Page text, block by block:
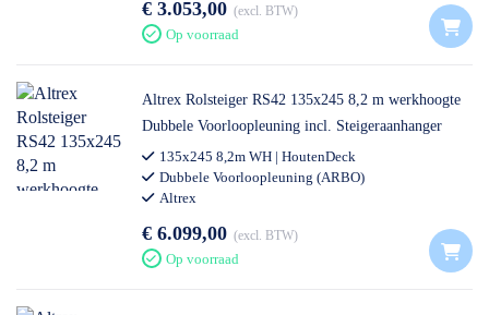
€ 3.053,00 excl. BTW
Op voorraad
Altrex Rolsteiger RS42 135x245 8,2 m werkhoogte
Dubbele Voorloopleuning incl. Steigeraanhanger
Open135x245 8,2m WH | HoutenDeck
Dubbele Voorloopleuning (ARBO)
Altrex
€ 6.099,00 excl. BTW
Op voorraad